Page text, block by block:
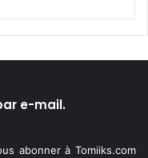
e-mail.
abonner à Tomiiks.com